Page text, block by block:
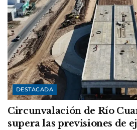
DESTACADA
Circunvalación de Río
supera las previsiones de